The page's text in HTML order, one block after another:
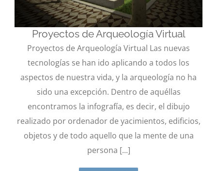
Proyectos de Arqueología Virtual
Arqueología Virtual Infografías 3d
Proyectos de Arqueología Virtual
Proyectos de Arqueología Virtual Las nuevas
tecnologías se han ido aplicando a todos los
aspectos de nuestra vida, y la arqueología no ha
sido una excepción. Dentro de aquéllas
encontramos la infografía, es decir, el dibujo
realizado por ordenador de yacimientos, edificios,
objetos y de todo aquello que la mente de una
persona [...]